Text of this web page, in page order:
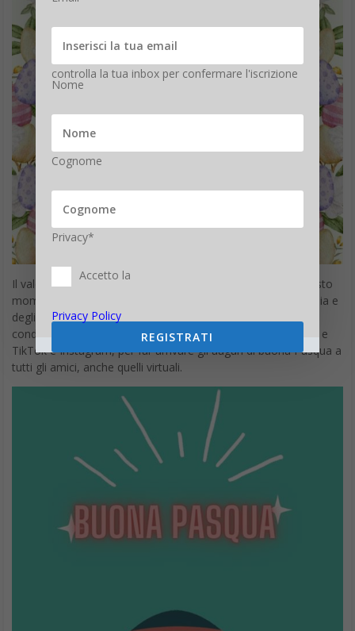
Il valore della Pasqua è di fondamentale importanza. In questo
momento si riscopre il valore delle piccole cose, della famiglia e
degli amici. Un’immagine in formato verticale adatta per la
condivisione non solo su WhatsApp ma anche su Instagram e
TikTok e Instagram, per far arrivare gli auguri di buona Pasqua a
tutti gli amici, anche quelli virtuali.
controlla la tua inbox per confermare l'iscrizione
Nome
Cognome
Privacy*
Accetto la
Privacy Policy
REGISTRATI